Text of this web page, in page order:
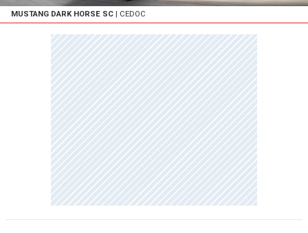
MUSTANG DARK HORSE SC | CEDOC